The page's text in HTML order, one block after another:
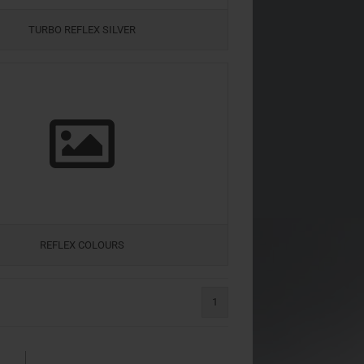
TURBO REFLEX SILVER
REFLEX COLOURS
1